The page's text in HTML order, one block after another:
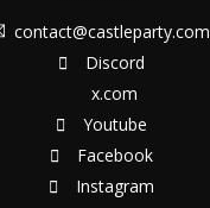
contact@castleparty.com
Discord
x.com
Youtube
Facebook
Instagram